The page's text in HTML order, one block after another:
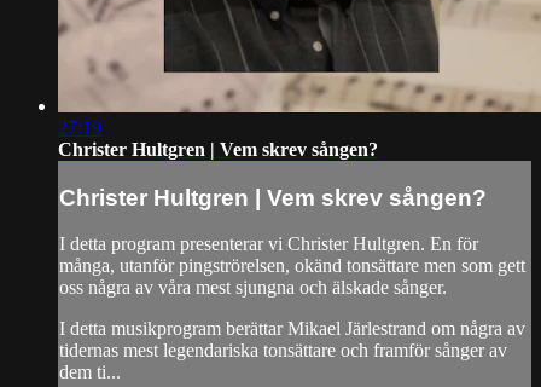
27:19
Christer Hultgren | Vem skrev sången?
Christer Hultgren | Vem skrev sången?
I detta program presenterar vi Christer Hultgren. En för
många, utanför pingströrelsen, okänd tonsättare men som gett
oss några av våra mest sjungna och älskade sånger.
I detta musikprogram berättar Mikael Järlestrand om några av
tidernas mest legendariska tonsättare och framför sånger av
dem ti...